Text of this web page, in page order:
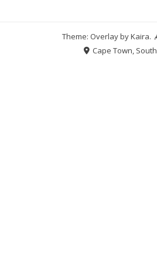
Theme: Overlay byKaira.
Cape Town,